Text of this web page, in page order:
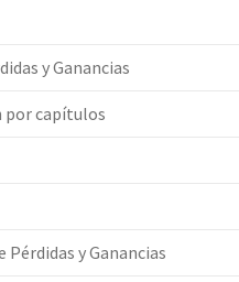
y Ganancias
por capítulos
Pérdidas y Ganancias